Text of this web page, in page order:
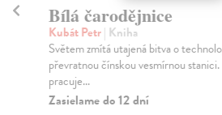
Bílá čarodějnice
Kubát Petr| Kniha
Světem zmítá utajená bitva o
převratnou čínskou vesmírnou
pracuje...
Zasielame do 12 dní